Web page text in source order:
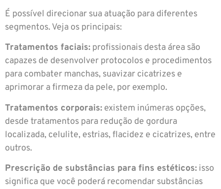
É possível direcionar sua atuação para diferentes
segmentos. Veja os principais:
Tratamentos faciais: profissionais desta área são
capazes de desenvolver protocolos e procedimentos
para combater manchas, suavizar cicatrizes e
aprimorar a firmeza da pele, por exemplo.
Tratamentos corporais: existem inúmeras opções,
desde tratamentos para redução de gordura
localizada, celulite, estrias, flacidez e cicatrizes, entre
outros.
Prescrição de substâncias para fins estéticos: isso
significa que você poderá recomendar substâncias